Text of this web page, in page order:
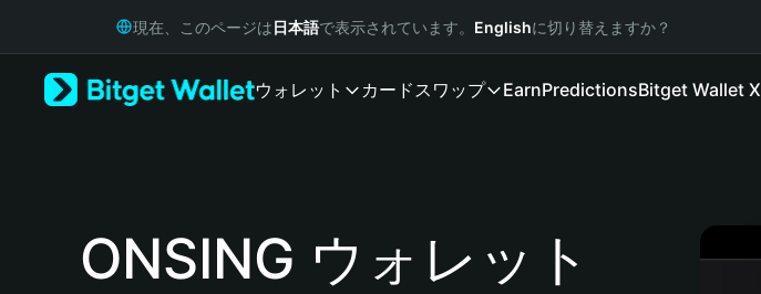
Русский
現在、このページは日本語で表示されています。 Englishに切り替えますか？
ウォレット カードスワップ EarnPredictionsBitget Wallet X
ONSING ウォレット